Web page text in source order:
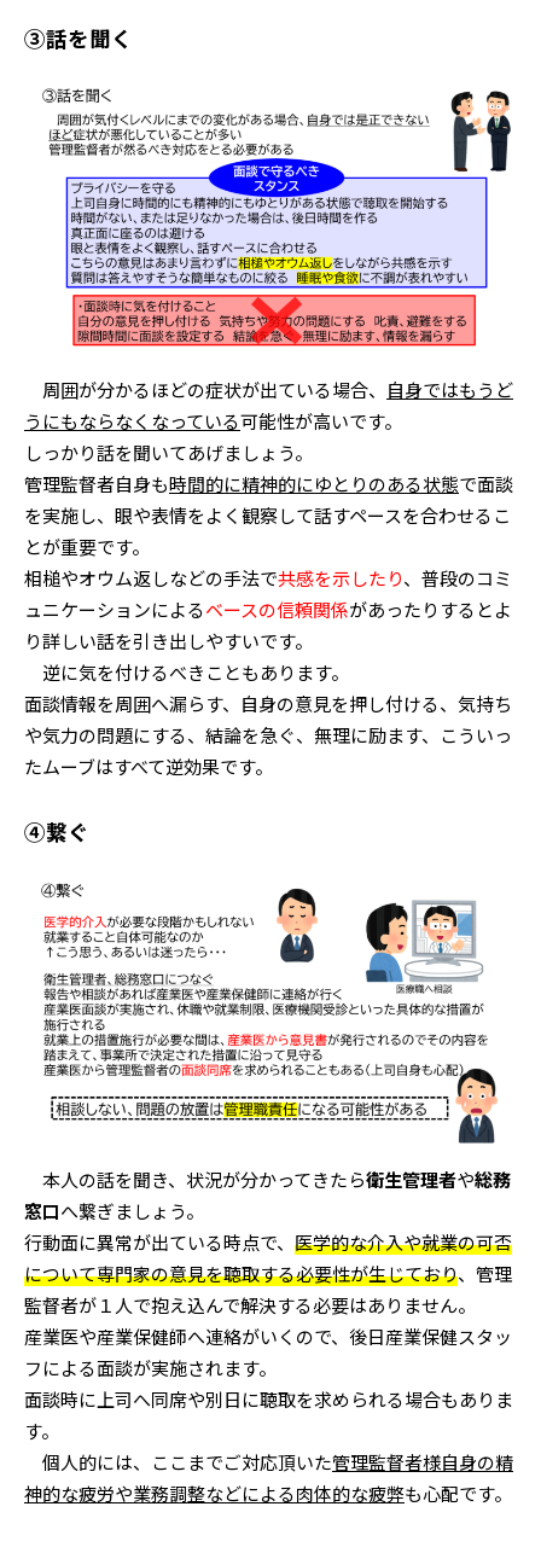
③話を聞く
周囲が分かるほどの症状が出ている場合、 自身ではもうど
うにもならなくなっている可能性が高いです。
しっかり話を聞いてあげましょう。
管理監督者自身も時間的に精神的にゆとりのある状態で面談
を実施し、眼や表情をよく観察して話すペースを合わせるこ
とが重要です。
相槌やオウム返しなどの手法で共感を示したり、普段のコミ
ュニケーションによるベースの信頼関係があったりするとよ
り詳しい話を引き出しやすいです。
逆に気を付けるべきこともあります。
面談情報を周囲へ漏らす、自身の意見を押し付ける、気持ち
や気力の問題にする、結論を急ぐ、無理に励ます、こういっ
たムーブはすべて逆効果です。
④繋ぐ
本人の話を聞き、状況が分かってきたら衛生管理者や総務
窓口へ繋ぎましょう。
行動面に異常が出ている時点で、 医学的な介入や就業の可否
について専門家の意見を聴取する必要性が生じており、管理
監督者が１人で抱え込んで解決する必要はありません。
産業医や産業保健師へ連絡がいくので、後日産業保健スタッ
フによる面談が実施されます。
面談時に上司へ同席や別日に聴取を求められる場合もありま
す。
個人的には、ここまでご対応頂いた管理監督者様自身の精
神的な疲労や業務調整などによる肉体的な疲弊も心配です。